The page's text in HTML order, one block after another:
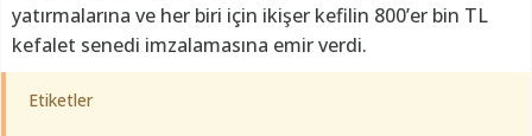
yatırmalarına ve her biri için ikişer kefilin 800’er bin TL
kefalet senedi imzalamasına emir verdi.
Etiketler